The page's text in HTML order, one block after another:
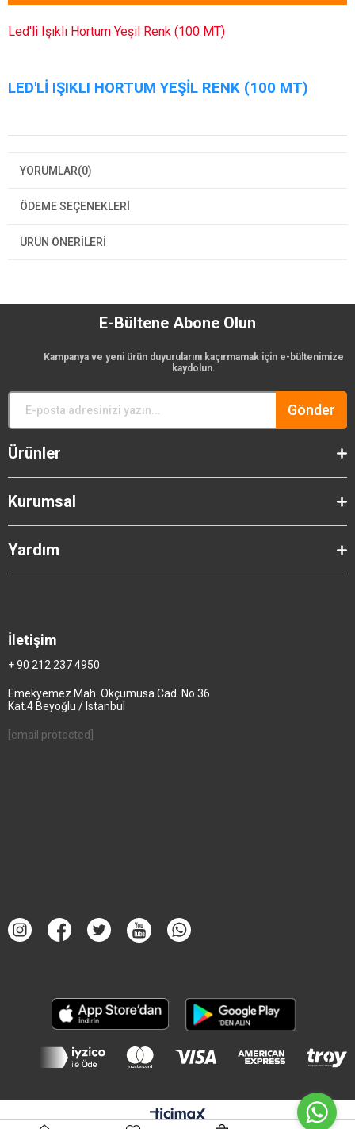
Led'li Işıklı Hortum Yeşil Renk (100 MT)
LED'Lİ IŞIKLI HORTUM YEŞİL RENK (100 MT)
YORUMLAR(0)
ÖDEME SEÇENEKLERI
ÜRÜN ÖNERILERI
E-Bültene Abone Olun
Kampanya ve yeni ürün duyurularını kaçırmamak için e-bültenimize
kaydolun.
Gönder
Ürünler
Kurumsal
Yardım
İletişim
+ 90 212 237 4950
Emekyemez Mah. Okçumusa Cad. No.36
Kat.4 Beyoğlu / Istanbul
[email protected]